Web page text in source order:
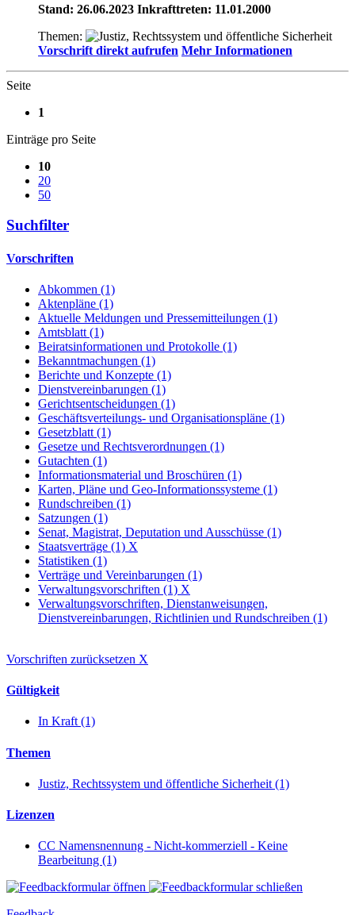
Stand: 26.06.2023 Inkrafttreten: 11.01.2000
Themen:
Vorschrift direkt aufrufen Mehr Informationen
Seite
1
Einträge pro Seite
10
20
50
Suchfilter
Vorschriften
Abkommen (1)
Aktenpläne (1)
Aktuelle Meldungen und Pressemitteilungen (1)
Amtsblatt (1)
Beiratsinformationen und Protokolle (1)
Bekanntmachungen (1)
Berichte und Konzepte (1)
Dienstvereinbarungen (1)
Gerichtsentscheidungen (1)
Geschäftsverteilungs- und Organisationspläne (1)
Gesetzblatt (1)
Gesetze und Rechtsverordnungen (1)
Gutachten (1)
Informationsmaterial und Broschüren (1)
Karten, Pläne und Geo-Informationssysteme (1)
Rundschreiben (1)
Satzungen (1)
Senat, Magistrat, Deputation und Ausschüsse (1)
Staatsverträge (1) X
Statistiken (1)
Verträge und Vereinbarungen (1)
Verwaltungsvorschriften (1) X
Verwaltungsvorschriften, Dienstanweisungen,
Dienstvereinbarungen, Richtlinien und Rundschreiben (1)
Vorschriften zurücksetzen X
Gültigkeit
In Kraft (1)
Themen
Justiz, Rechtssystem und öffentliche Sicherheit (1)
Lizenzen
CC Namensnennung - Nicht-kommerziell - Keine
Bearbeitung (1)